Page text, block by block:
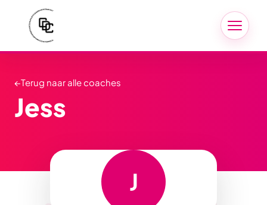
J
←Terug naar alle coaches
Jess